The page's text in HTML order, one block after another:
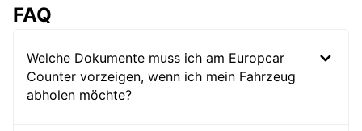
FAQ
Welche Dokumente muss ich am Europcar
Counter vorzeigen, wenn ich mein Fahrzeug
abholen möchte?